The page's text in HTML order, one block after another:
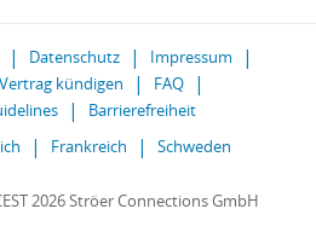
Datenschutz
Impressum
Vertrag kündigen
FAQ
Barrierefreiheit
Frankreich Schweden
2026 Ströer Connections GmbH